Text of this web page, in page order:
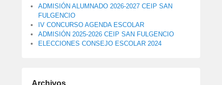
ADMISIÓN ALUMNADO 2026-2027 CEIP SAN
FULGENCIO
IV CONCURSO AGENDA ESCOLAR
ADMISIÓN 2025-2026 CEIP SAN FULGENCIO
ELECCIONES CONSEJO ESCOLAR 2024
Archivos